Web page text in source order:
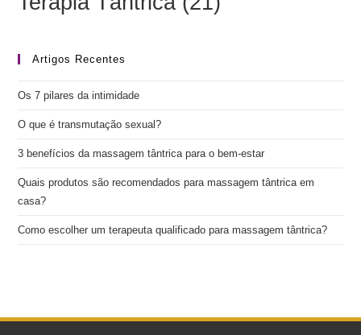
Artigos Recentes
Os 7 pilares da intimidade
O que é transmutação sexual?
3 benefícios da massagem tântrica para o bem-estar
Quais produtos são recomendados para massagem tântrica em
casa?
Como escolher um terapeuta qualificado para massagem tântrica?